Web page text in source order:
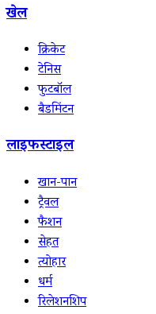
खेल
क्रिकेट
टेनिस
फुटबॉल
बैडमिंटन
लाइफस्टाइल
खान-पान
ट्रैवल
फैशन
सेहत
त्योहार
धर्म
रिलेशनशिप